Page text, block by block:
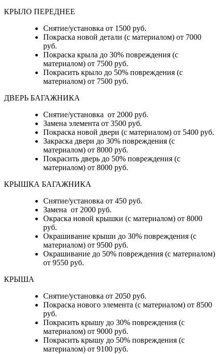
КРЫЛО ПЕРЕДНЕЕ
Снятие/установка от 1500 руб.
Покраска новой детали (с материалом) от 7000
руб.
Покраска крыла до 30% повреждения (с
материалом) от 7500 руб.
Покрасить крыло до 50% повреждения (с
материалом) от 7500 руб.
ДВЕРЬ БАГАЖНИКА
Снятие/установка от 2000 руб.
Замена элемента от 3500 руб.
Покраска новой двери (с материалом) от 5400 руб.
Закраска двери до 30% повреждения (с
материалом) от 8000 руб.
Покрасить дверь до 50% повреждения (с
материалом) от 8000 руб.
КРЫШКА БАГАЖНИКА
Снятие/установка от 450 руб.
Замена от 2000 руб.
Окраска новой крышки (с материалом) от 8000
руб.
Окрашивание крыши до 30% повреждения (с
материалом) от 9500 руб.
Окрашивание до 50% повреждения (с материалом)
от 9550 руб.
КРЫША
Снятие/установка от 2050 руб.
Покраска нового элемента (с материалом) от 8500
руб.
Покрасить крышу до 30% повреждения (с
материалом) от 9000 руб.
Покрасить крышу до 50% повреждения (с
материалом) от 9100 руб.